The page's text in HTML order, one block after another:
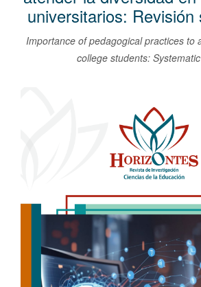
C
o
n
universitarios: Revisión
Importance of pedagogical practices to
college students: